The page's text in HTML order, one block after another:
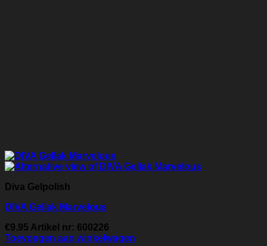
Diva Gelpolish
DIVA Gellak Marvelous
€9.95 Artikel nr: 600226
Toevoegen aan winkelwagen